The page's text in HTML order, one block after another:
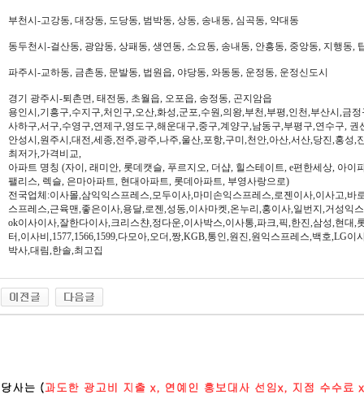
부천시-고강동, 대장동, 도당동, 범박동, 상동, 송내동, 심곡동, 약대동
동두천시-걸산동, 광암동, 상패동, 생연동, 소요동, 송내동, 안흥동, 중앙동, 지행동,
파주시-교하동, 금촌동, 문발동, 법원읍, 야당동, 와동동, 운정동, 운정신도시
경기 광주시-퇴촌면, 태전동, 초월읍, 오포읍, 송정동, 곤지암읍
용인시,기흥구,수지구,처인구,오산,화성,군포,수원,의왕,부천,부평,인천,부산시,금
사하구,서구,수영구,연제구,영도구,해운대구,중구,계양구,남동구,부평구,연수구,
안성시,원주시,대전,세종,전주,광주,나주,울산,포항,구미,천안,아산,서산,당진,홍성,
최저가,가격비교,
아파트 명칭 (자이, 래미안, 롯데캣슬, 푸르지오, 더샵, 힐스테이트, e편한세상, 아이
팰리스, 렉슬, 은마아파트, 현대아파트, 롯데아파트, 부영사랑으로)
전국업체:이사몰,삼익익스프레스,모두이사,마미손익스프레스,로젠이사,이사고,바
스프레스,근육맨,좋은이사,용달,로젠,성동,이사마켓,온누리,홍이사,일번지,거성익
ok이사이사,잘한다이사,크리스챤,정다운,이사박스,이사통,파크,픽,한진,삼성,현대,
터,이사비,1577,1566,1599,다모아,오더,짱,KGB,통인,원진,원익스프레스,백호,LG
박사,대림,한솔,최고집